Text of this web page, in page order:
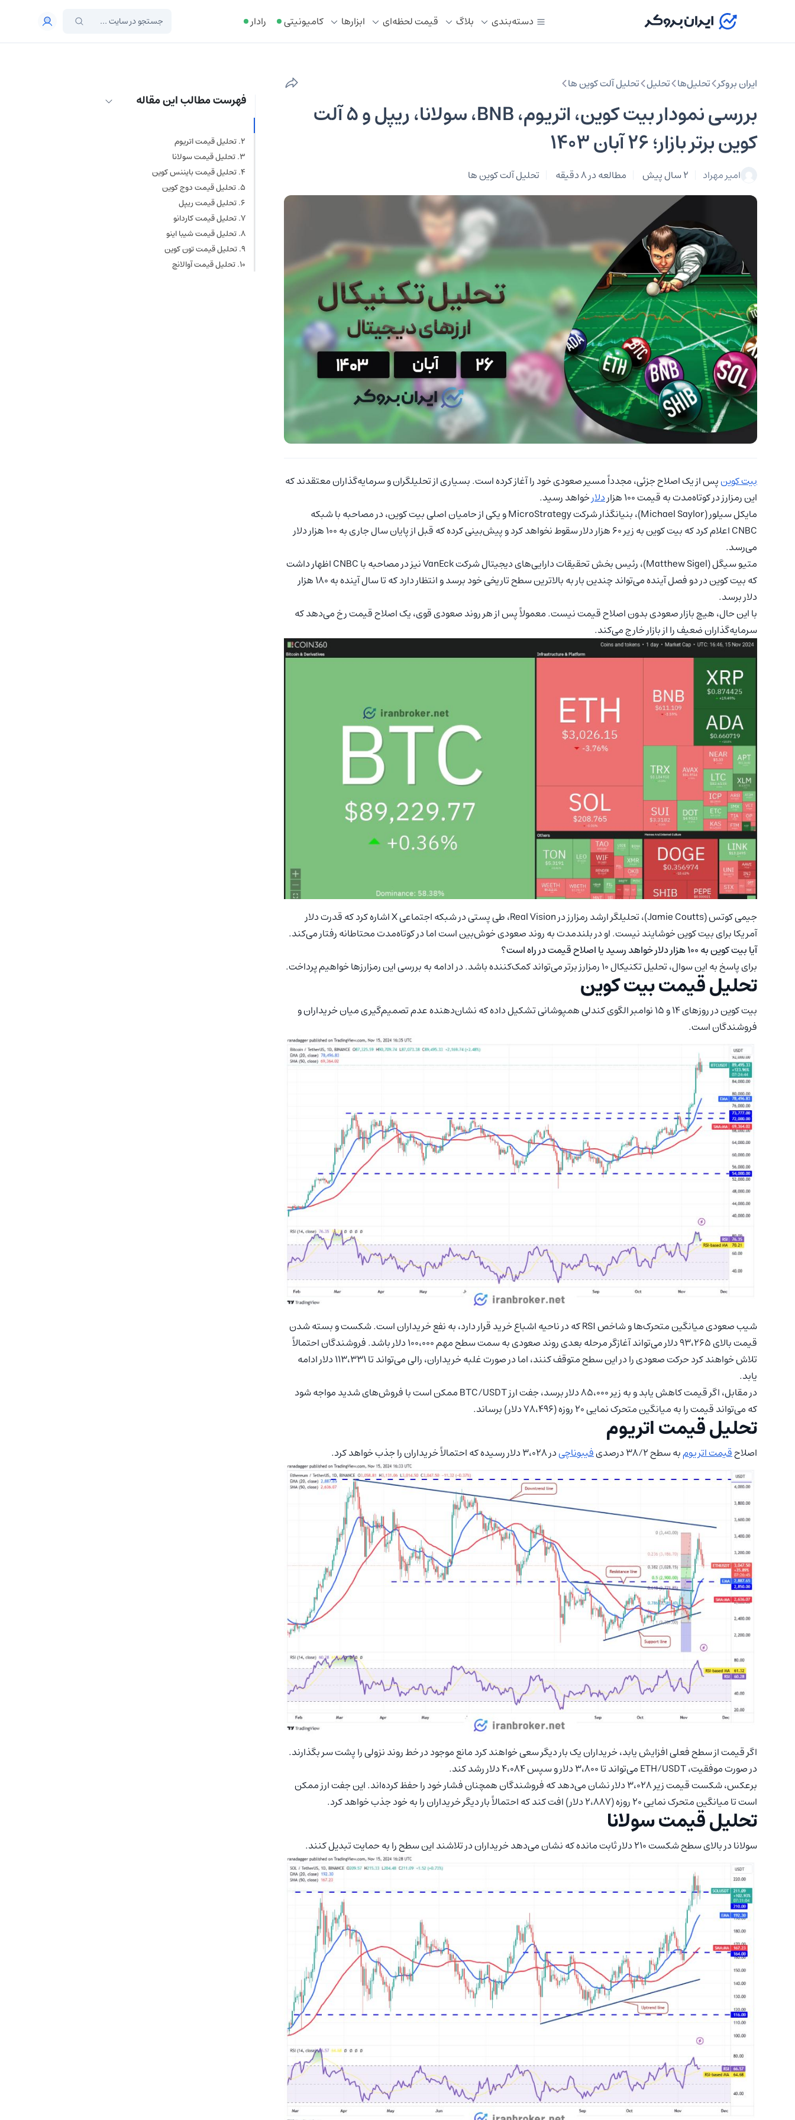
دسته‌بندی بلاگ قیمت لحظه‌ای ابزار‌ها کامیونیتی رادار
ایران بروکر تحلیل‌ها تحلیل‌ تحلیل آلت کوین ها
بررسی نمودار بیت کوین، اتریوم، BNB، سولانا، ریپل و ۵ آلت
کوین برتر بازار؛ ۲۶ آبان ۱۴۰۳
امیر مهراد 2 سال پیش مطالعه در 8 دقیقه تحلیل آلت کوین ها
بیت کوینپس از یک اصلاح جزئی، مجدداً مسیر صعودی خود را آغاز کرده است. بسیاری از تحلیلگران و سرمایه‌گذاران معتقدند که
این رمزارز در کوتاه‌مدت به قیمت ۱۰۰ هزار
دلارخواهد رسید.
مایکل سیلور (Michael Saylor)، بنیانگذار شرکت MicroStrategy و یکی از حامیان اصلی بیت کوین، در مصاحبه با شبکه
CNBC اعلام کرد که بیت کوین به زیر ۶۰ هزار دلار سقوط نخواهد کرد و پیش‌بینی کرده که قبل از پایان سال جاری به ۱۰۰ هزار دلار
می‌رسد.
متیو سیگل (Matthew Sigel)، رئیس بخش تحقیقات دارایی‌های دیجیتال شرکت VanEck نیز در مصاحبه با CNBC اظهار داشت
که بیت کوین در دو فصل آینده می‌تواند چندین بار به بالاترین سطح تاریخی خود برسد و انتظار دارد که تا سال آینده به ۱۸۰ هزار
دلار برسد.
با این حال، هیچ بازار صعودی بدون اصلاح قیمت نیست. معمولاً پس از هر روند صعودی قوی، یک اصلاح قیمت رخ می‌دهد که
سرمایه‌گذاران ضعیف را از بازار خارج می‌کند.
جیمی کوتس (Jamie Coutts)، تحلیلگر ارشد رمزارز در Real Vision، طی پستی در شبکه اجتماعی X اشاره کرد که قدرت دلار
آمریکا برای بیت کوین خوشایند نیست. او در بلندمدت به روند صعودی خوش‌بین است اما در کوتاه‌مدت محتاطانه رفتار می‌کند.
آیا بیت کوین به ۱۰۰ هزار دلار خواهد رسید یا اصلاح قیمت در راه است؟
برای پاسخ به این سوال، تحلیل تکنیکال ۱۰ رمزارز برتر می‌تواند کمک‌کننده باشد. در ادامه به بررسی این رمزارزها خواهیم پرداخت.
تحلیل قیمت بیت‌ کوین
بیت کوین در روزهای ۱۴ و ۱۵ نوامبر الگوی کندلی همپوشانی تشکیل داده که نشان‌دهنده عدم تصمیم‌گیری میان خریداران و
فروشندگان است.
شیب صعودی میانگین متحرک‌ها و شاخص RSI که در ناحیه اشباع خرید قرار دارد، به نفع خریداران است. شکست و بسته شدن
قیمت بالای ۹۳،۲۶۵ دلار می‌تواند آغازگر مرحله بعدی روند صعودی به سمت سطح مهم ۱۰۰،۰۰۰ دلار باشد. فروشندگان احتمالاً
تلاش خواهند کرد حرکت صعودی را در این سطح متوقف کنند، اما در صورت غلبه خریداران، رالی می‌تواند تا ۱۱۳،۳۳۱ دلار ادامه
یابد.
در مقابل، اگر قیمت کاهش یابد و به زیر ۸۵،۰۰۰ دلار برسد، جفت ارز BTC/USDT ممکن است با فروش‌های شدید مواجه شود
که می‌تواند قیمت را به میانگین متحرک نمایی ۲۰ روزه (۷۸،۴۹۶ دلار) برساند.
تحلیل قیمت اتریوم
اصلاحقیمت اتریومبه سطح ۳۸/۲ درصدی فیبوناچیدر ۳،۰۲۸ دلار رسیده که احتمالاً خریداران را جذب خواهد کرد.
اگر قیمت از سطح فعلی افزایش یابد، خریداران یک بار دیگر سعی خواهند کرد مانع موجود در خط روند نزولی را پشت سر بگذارند.
در صورت موفقیت، ETH/USDT می‌تواند تا ۳،۸۰۰ دلار و سپس ۴،۰۸۴ دلار رشد کند.
برعکس، شکست قیمت زیر ۳،۰۲۸ دلار نشان می‌دهد که فروشندگان همچنان فشار خود را حفظ کرده‌اند. این جفت ارز ممکن
است تا میانگین متحرک نمایی ۲۰ روزه (۲،۸۸۷ دلار) افت کند که احتمالاً بار دیگر خریداران را به خود جذب خواهد کرد.
تحلیل قیمت سولانا
سولانا در بالای سطح شکست ۲۱۰ دلار ثابت مانده که نشان می‌دهد خریداران در تلاشند این سطح را به حمایت تبدیل کنند.
فهرست مطالب این مقاله
تحلیل قیمت بیت‌ کوین
تحلیل قیمت اتریوم
تحلیل قیمت سولانا
تحلیل قیمت بایننس کوین
تحلیل قیمت دوج‌ کوین
تحلیل قیمت ریپل
تحلیل قیمت کاردانو
تحلیل قیمت شیبا اینو
تحلیل قیمت تون‌ کوین
تحلیل قیمت آوالانچ